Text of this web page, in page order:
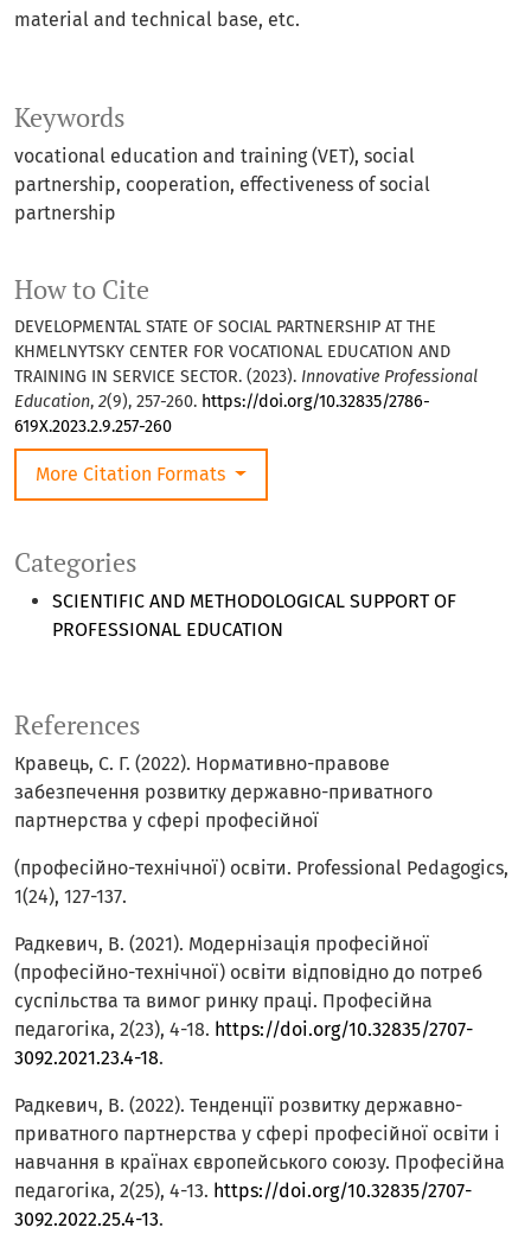
Keywords
vocational education and training (VET), social
partnership, cooperation, effectiveness of social
partnership
Categories
SCIENTIFIC AND METHODOLOGICAL SUPPORT OF
PROFESSIONAL EDUCATION
How to Cite
DEVELOPMENTAL STATE OF SOCIAL PARTNERSHIP AT THE
KHMELNYTSKY CENTER FOR VOCATIONAL EDUCATION AND
TRAINING IN SERVICE SECTOR. (2023). Innovative Professional
Education, 2(9), 257-260. https://doi.org/10.32835/2786-
619X.2023.2.9.257-260
More Citation Formats
material and technical base, etc.
References
Кравець, C. Г. (2022). Нормативно-правове
забезпечення розвитку державно-приватного
партнерства у сфері професійної
(професійно-технічної) освіти. Professional Pedagogics,
1(24), 127-137.
Радкевич, В. (2021). Модернізація професійної
(професійно-технічної) освіти відповідно до потреб
суспільства та вимог ринку праці. Професійна
педагогіка, 2(23), 4-18. https://doi.org/10.32835/2707-
3092.2021.23.4-18.
Радкевич, В. (2022). Тенденції розвитку державно-
приватного партнерства у сфері професійної освіти і
навчання в країнах європейського союзу. Професійна
педагогіка, 2(25), 4-13. https://doi.org/10.32835/2707-
3092.2022.25.4-13.